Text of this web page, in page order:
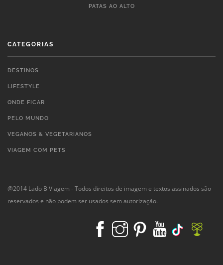
PATAS AO ALTO
CATEGORIAS
DESTINOS
LIFESTYLE
ONDE FICAR
PELO MUNDO
VEGANOS & VEGETARIANOS
VIAGEM COM PETS
@2014 Lado B Viagem - Todos direitos de imagem e textos assinados são
reservados e não podem ser usados sem autorização.